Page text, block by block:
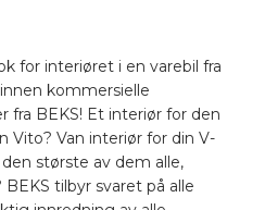
for interiøret i en varebil fra
kommersielle
fra BEKS! Et interiør for den
Vito? Van interiør for din V-
største av dem alle,
tilbyr svaret på alle